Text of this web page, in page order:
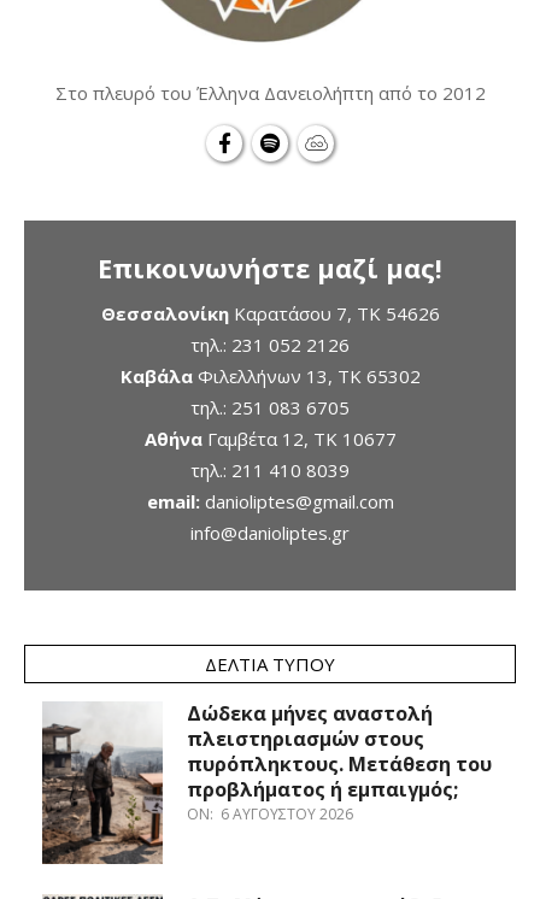
Στο πλευρό του Έλληνα Δανειολήπτη από το 2012
Επικοινωνήστε μαζί μας!
ΘεσσαλονίκηΚαρατάσου 7, TK 54626
τηλ.: 231 052 2126
ΚαβάλαΦιλελλήνων 13, ΤΚ 65302
τηλ.: 251 083 6705
ΑθήναΓαμβέτα 12, ΤΚ 10677
τηλ.: 211 410 8039
email: danioliptes@gmail.com
info@danioliptes.gr
ΔΕΛΤΊΑ ΤΎΠΟΥ
Δώδεκα μήνες αναστολή
πλειστηριασμών στους
πυρόπληκτους. Μετάθεση του
προβλήματος ή εμπαιγμός;
ON: 6 ΑΥΓΟΎΣΤΟΥ 2026